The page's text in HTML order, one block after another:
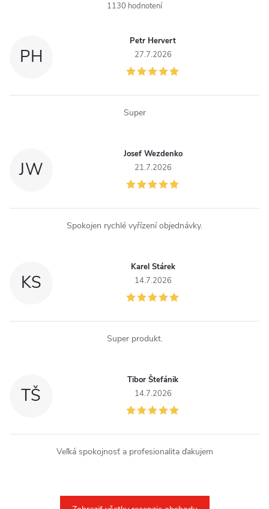
p
s
1130 hodnotení
PH
Petr Hervert
27.7.2026
Super
JW
Josef Wezdenko
21.7.2026
Spokojen rychlé vyřízení objednávky.
KS
Karel Stárek
14.7.2026
Super produkt.
TŠ
Tibor Štefánik
14.7.2026
Veľká spokojnosť a profesionalita ďakujem